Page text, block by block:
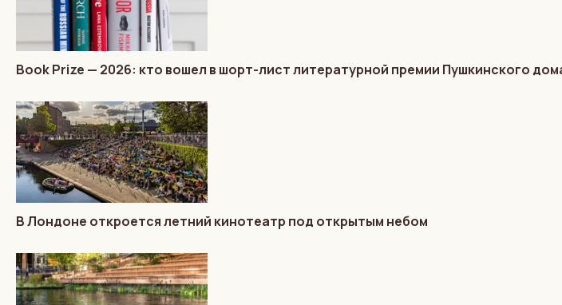
Book Prize — 2026: кто вошел в шорт-лист литературной премии Пушкинского
В Лондоне откроется летний кинотеатр под открытым небом